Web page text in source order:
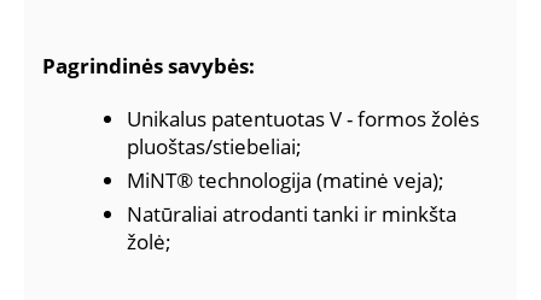
Pagrindinės savybės:
Unikalus patentuotas V - formos žolės
pluoštas/stiebeliai;
MiNT® technologija (matinė veja);
Natūraliai atrodanti tanki ir minkšta
žolė;